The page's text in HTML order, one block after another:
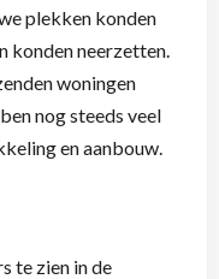
plekken konden
konden neerzetten.
woningen
nog steeds veel
en aanbouw.
te zien in de